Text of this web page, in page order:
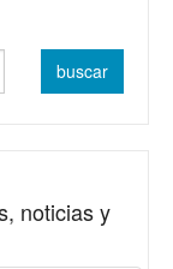
noticias y